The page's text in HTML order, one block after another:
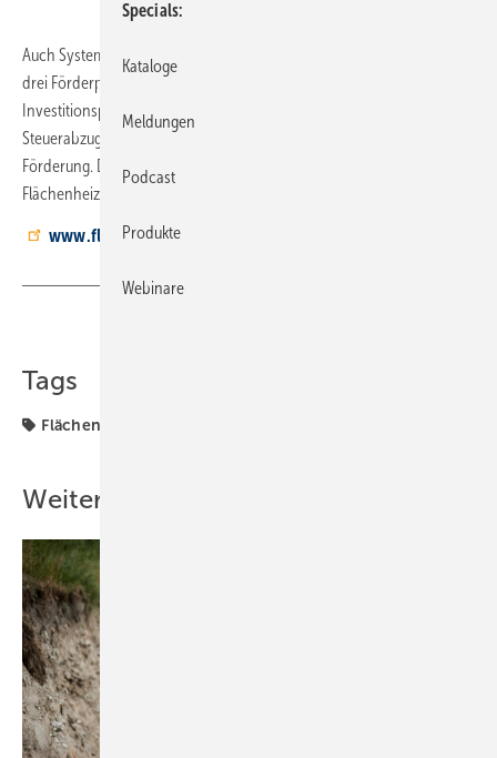
Auch Systeme der Flächenheizung und Flächenkühlung werden in
drei Förderprogrammen berücksichtigt: dem Bafa-
Investitionsprogramm mit der Kesselaustauschprämie, dem
Steuerabzug bei energetischer Sanierung sowie der klassischen KfW-
Förderung. Details zu den Programmen erklärt der Bundesverband
Flächenheizungen und Flächenkühlungen BVF unter:
www.flaechenheizung.de
Tags
Flächenheizung
Weitere Inhalte
Specials
Kataloge
Meldungen
Podcast
Produkte
Webinare